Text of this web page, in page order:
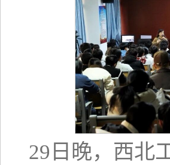
29日晚，西北